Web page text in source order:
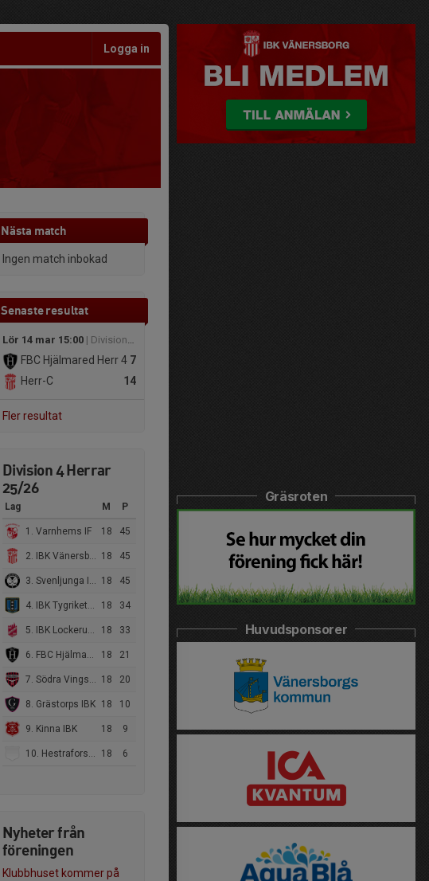
Logga in
Nästa match
Ingen match inbokad
Senaste resultat
Lör 14 mar 15:00 | Division 4 Herrar
7
FBC Hjälmared Herr 4
14
Herr-C
Fler resultat
Division 4 Herrar
25/26
Lag M P
1. Varnhems IF 18 45
2. IBK Vänersborg Herr C 18 45
3. Svenljunga IBK 18 45
4. IBK Tygriket 99 H4 24/25 18 34
5. IBK Lockerud Mariestad H4 18 33
6. FBC Hjälmared Herr 4 18 21
7. Södra Vings IF Senior 18 20
8. Grästorps IBK 18 10
9. Kinna IBK 18 9
10. Hestrafors IF Senior 18 6
Nyheter från
föreningen
Klubbhuset kommer på
Gräsroten
Huvudsponsorer